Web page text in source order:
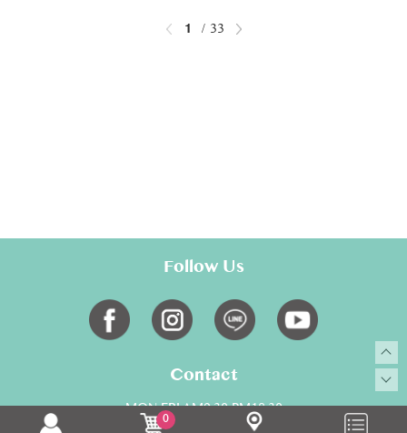
1 33
Follow Us
Contact
MON-FRI AM9:30-PM18:30
0